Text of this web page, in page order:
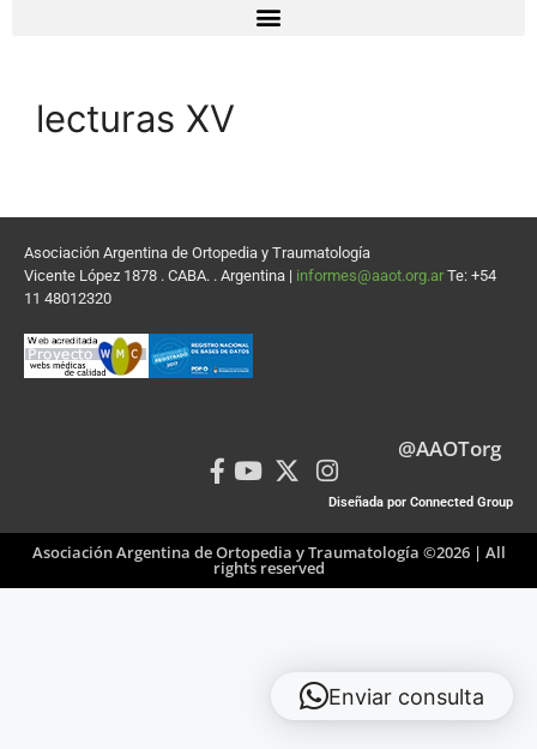
lecturas XV
Asociación Argentina de Ortopedia y Traumatología
Vicente López 1878 . CABA. . Argentina | informes@aaot.org.ar Te: +54
11 48012320
@AAOTorg
Diseñada por Connected Group
Asociación Argentina de Ortopedia y Traumatología ©2026 | All
rights reserved
Enviar consulta